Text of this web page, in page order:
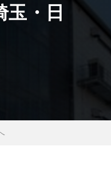
玉・日